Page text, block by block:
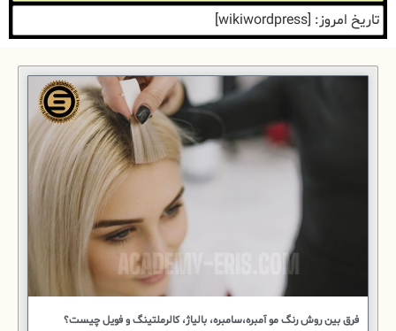
تاریخ امروز: [wikiwordpress]
فرق بین روش رنگ مو آمبره،سامبره، بالیاژ، کالرملتینگ و فویل چیست؟